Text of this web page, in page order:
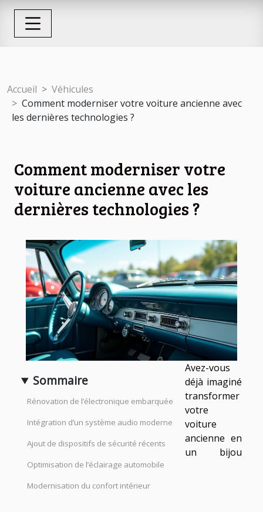
Accueil
Véhicules
Comment moderniser votre voiture ancienne avec
les dernières technologies ?
Comment moderniser votre
voiture ancienne avec les
dernières technologies ?
Sommaire
Rénovation de l’électronique embarquée
Intégration d’un système audio moderne
Ajout de dispositifs de sécurité récents
Optimisation de l’éclairage automobile
Modernisation du confort intérieur
Avez-vous
déjà imaginé
transformer
votre
voiture
ancienne en
un bijou